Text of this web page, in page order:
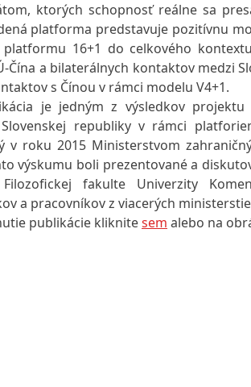
ktorých schopnosť reálne sa
platforma predstavuje pozitívnu
platformu 16+1 do celkového
Čína a bilaterálnych kontaktov medzi
s Čínou v rámci modelu V4+1.
je jedným z výsledkov projektu
republiky v rámci
v roku 2015 Ministerstvom
výskumu boli prezentované a
fakulte Univerzity
a pracovníkov z viacerých
publikácie kliknitesem alebo na